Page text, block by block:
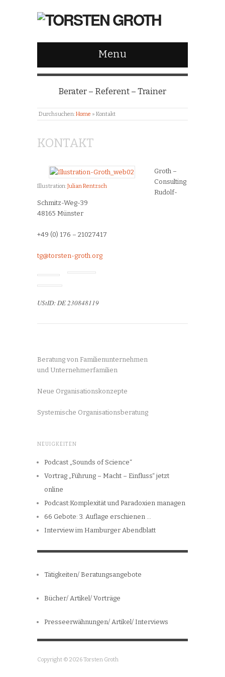
Menu
Berater – Referent – Trainer
Durchsuchen:Home » Kontakt
KONTAKT
Illustration:Julian Rentzsch
Groth –
Consulting
Rudolf-
Schmitz-Weg-39
48165 Münster
+49 (0) 176 – 21027417
tg@torsten-groth.org
UStID: DE 230848119
Beratung von Familienunternehmen
und Unternehmerfamilien
Neue Organisationskonzepte
Systemische Organisationsberatung
NEUIGKEITEN
Podcast „Sounds of Science“
Vortrag „Führung – Macht – Einfluss“ jetzt
online
Podcast:Komplexität und Paradoxien managen
66 Gebote: 3. Auflage erschienen …
Interview im Hamburger Abendblatt
Tätigkeiten/ Beratungsangebote
Bücher/ Artikel/ Vorträge
Presseerwähnungen/ Artikel/ Interviews
Copyright © 2026 Torsten Groth